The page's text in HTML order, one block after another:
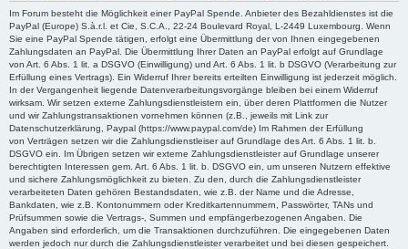
Im Forum besteht die Möglichkeit einer PayPal Spende. Anbieter des Bezahldienstes ist die
PayPal (Europe) S.à.r.l. et Cie, S.C.A., 22-24 Boulevard Royal, L-2449 Luxembourg. Wenn
Sie eine PayPal Spende tätigen, erfolgt eine Übermittlung der von Ihnen eingegebenen
Zahlungsdaten an PayPal. Die Übermittlung Ihrer Daten an PayPal erfolgt auf Grundlage
von Art. 6 Abs. 1 lit. a DSGVO (Einwilligung) und Art. 6 Abs. 1 lit. b DSGVO (Verarbeitung zur
Erfüllung eines Vertrags). Ein Widerruf Ihrer bereits erteilten Einwilligung ist jederzeit möglich.
In der Vergangenheit liegende Datenverarbeitungsvorgänge bleiben bei einem Widerruf
wirksam. Wir setzen externe Zahlungsdienstleistern ein, über deren Plattformen die Nutzer
und wir Zahlungstransaktionen vornehmen können (z.B., jeweils mit Link zur
Datenschutzerklärung, Paypal (https://www.paypal.com/de) Im Rahmen der Erfüllung
von Verträgen setzen wir die Zahlungsdienstleiser auf Grundlage des Art. 6 Abs. 1 lit. b.
DSGVO ein. Im Übrigen setzen wir externe Zahlungsdienstleister auf Grundlage unserer
berechtigten Interessen gem. Art. 6 Abs. 1 lit. b. DSGVO ein, um unseren Nutzern effektive
und sichere Zahlungsmöglichkeit zu bieten. Zu den, durch die Zahlungsdienstleister
verarbeiteten Daten gehören Bestandsdaten, wie z.B. der Name und die Adresse,
Bankdaten, wie z.B. Kontonummern oder Kreditkartennummern, Passwörter, TANs und
Prüfsummen sowie die Vertrags-, Summen und empfängerbezogenen Angaben. Die
Angaben sind erforderlich, um die Transaktionen durchzuführen. Die eingegebenen Daten
werden jedoch nur durch die Zahlungsdienstleister verarbeitet und bei diesen gespeichert.